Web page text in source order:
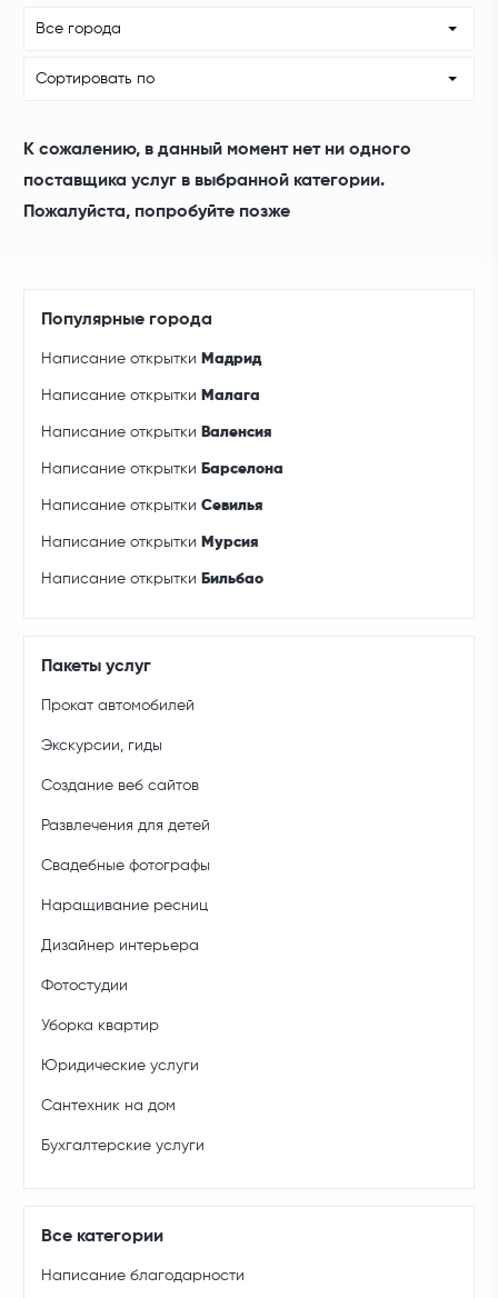
Все города
Сортировать по
К сожалению, в данный момент нет ни одного
поставщика услуг в выбранной категории.
Пожалуйста, попробуйте позже
Популярные города
Написание открытки Мадрид
Написание открытки Малага
Написание открытки Валенсия
Написание открытки Барселона
Написание открыткиСевилья
Написание открытки Мурсия
Написание открытки Бильбао
Пакеты услуг
Прокат автомобилей
Экскурсии, гиды
Создание веб сайтов
Развлечения для детей
Свадебные фотографы
Наращивание ресниц
Дизайнер интерьера
Фотостудии
Уборка квартир
Юридические услуги
Сантехник на дом
Бухгалтерские услуги
Все категории
Написание благодарности